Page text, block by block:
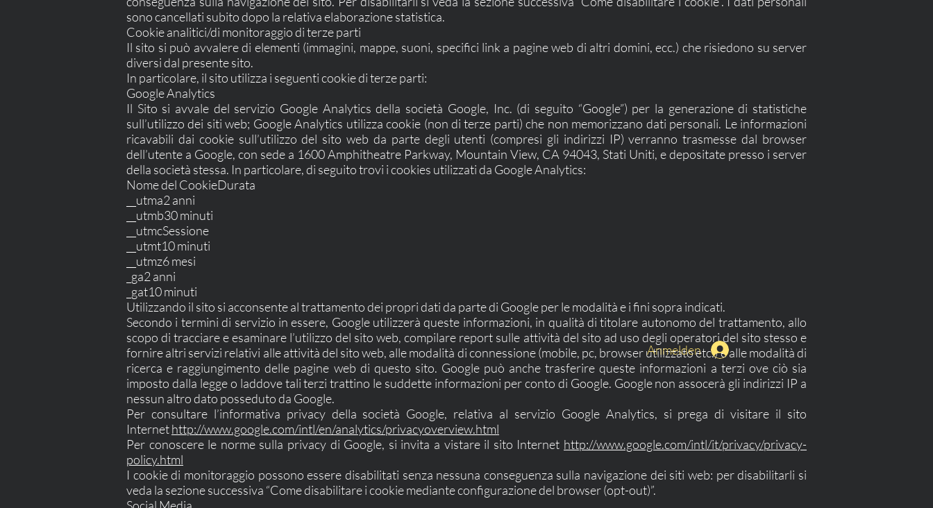
sono cancellati subito dopo la relativa elaborazione statistica.
Cookie analitici/di monitoraggio di terze parti
Il sito si può avvalere di elementi (immagini, mappe, suoni, specifici link a pagine web di altri domini, ecc.) che risiedono su server
diversi dal presente sito.
In particolare, il sito utilizza i seguenti cookie di terze parti:
Google Analytics
Il Sito si avvale del servizio Google Analytics della società Google, Inc. (di seguito “Google”) per la generazione di statistiche
sull’utilizzo dei siti web; Google Analytics utilizza cookie (non di terze parti) che non memorizzano dati personali. Le informazioni
ricavabili dai cookie sull’utilizzo del sito web da parte degli utenti (compresi gli indirizzi IP) verranno trasmesse dal browser
dell’utente a Google, con sede a 1600 Amphitheatre Parkway, Mountain View, CA 94043, Stati Uniti, e depositate presso i server
della società stessa. In particolare, di seguito trovi i cookies utilizzati da Google Analytics:
Nome del CookieDurata
__utma2 anni
__utmb30 minuti
__utmcSessione
__utmt10 minuti
__utmz6 mesi
_ga2 anni
_gat10 minuti
Utilizzando il sito si acconsente al trattamento dei propri dati da parte di Google per le modalità e i fini sopra indicati.
Secondo i termini di servizio in essere, Google utilizzerà queste informazioni, in qualità di titolare autonomo del trattamento, allo
scopo di tracciare e esaminare l’utilizzo del sito web, compilare report sulle attività del sito ad uso degli operatori del sito stesso e
fornire altri servizi relativi alle attività del sito web, alle modalità di connessione (mobile, pc, browser utilizzato etc.) e alle modalità di
ricerca e raggiungimento delle pagine web di questo sito. Google può anche trasferire queste informazioni a terzi ove ciò sia
imposto dalla legge o laddove tali terzi trattino le suddette informazioni per conto di Google. Google non assocerà gli indirizzi IP a
nessun altro dato posseduto da Google.
Per consultare l’informativa privacy della società Google, relativa al servizio Google Analytics, si prega di visitare il sito
Internethttp://www.google.com/intl/en/analytics/privacyoverview.html
Per conoscere le norme sulla privacy di Google, si invita a vistare il sito Internet http://www.google.com/intl/it/privacy/privacy-
policy.html
I cookie di monitoraggio possono essere disabilitati senza nessuna conseguenza sulla navigazione dei siti web: per disabilitarli si
veda la sezione successiva “Come disabilitare i cookie mediante configurazione del browser (opt-out)”.
Anmelden